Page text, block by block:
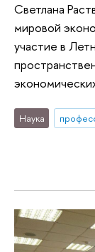
Светлана
мировой
участие в
Наука